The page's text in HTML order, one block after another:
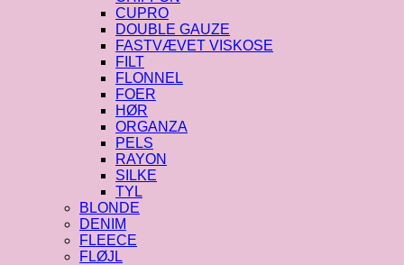
CUPRO
DOUBLE GAUZE
FASTVÆVET VISKOSE
FILT
FLONNEL
FOER
HØR
ORGANZA
PELS
RAYON
SILKE
TYL
BLONDE
DENIM
FLEECE
FLØJL